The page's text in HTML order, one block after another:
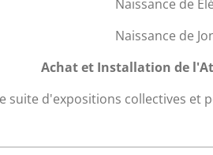
Naissance de
Naissance de
Achat et Installation de
suite d'expositions collectives et